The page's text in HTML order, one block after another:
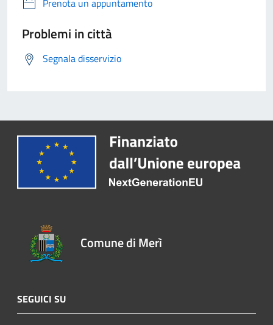
Prenota un appuntamento
Problemi in città
Segnala disservizio
Comune di Merì
SEGUICI SU